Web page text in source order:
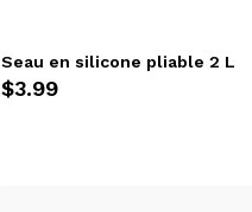
Seau en silicone pliable 2 L
$3.99